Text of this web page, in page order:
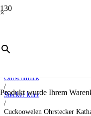
×
Produkt wurde Ihrem
Start
/
Ohrschmuck
/
Stecker kurz
/
Cuckoowelen Ohrstecker